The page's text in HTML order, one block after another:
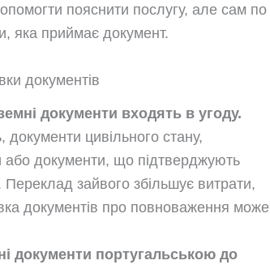
пояснити послугу, але сам по
яка приймає документ.
документів
документи входять в угоду.
документи цивільного стану,
або документи, що підтверджують
зайвого збільшує витрати,
документів про повноваження може
документи португальською до